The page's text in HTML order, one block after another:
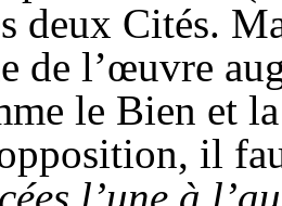
deux Cités.
de l’œuvre
le Bien et
il
l’une à